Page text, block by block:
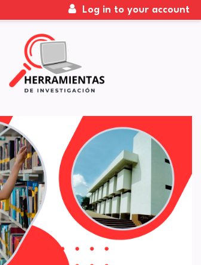
Log in to your account